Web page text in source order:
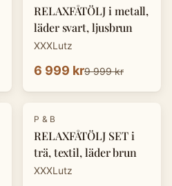
RELAXFÅTÖLJ i metall,
läder svart, ljusbrun
XXXLutz
6 999 kr9 999 kr
P & B
RELAXFÅTÖLJ SET i
trä, textil, läder brun
XXXLutz